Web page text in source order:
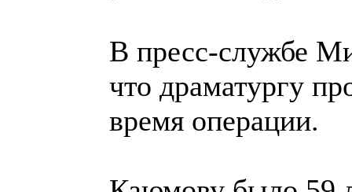
В пресс-службе
что драматургу
время операции.